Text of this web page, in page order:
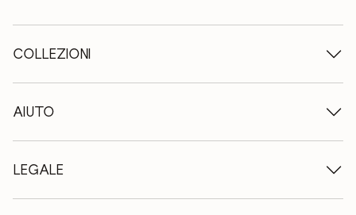
COLLEZIONI
Tavoli in legno
Tavoli allungabili
Sedie in legno
Cassettiere in legno
AIUTO
Chi siamo
Condizioni di consegna
Professionisti
LEGALE
Metodi di pagamento